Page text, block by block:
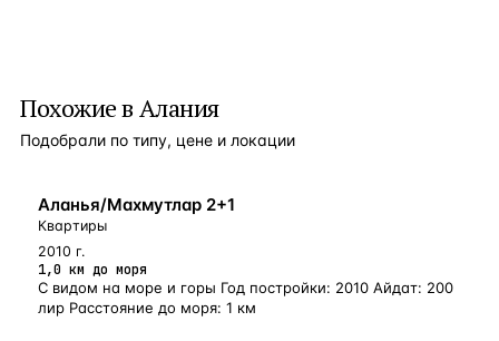
Похожие в Алания
Подобрали по типу, цене и локации
БЛИЗКО К МОРЮ
Аланья/Махмутлар 2+1
Квартиры
2010 г.
1,0 км до моря
С видом на море и горы Год постройки: 2010 Айдат: 200
лир Расстояние до моря: 1 км